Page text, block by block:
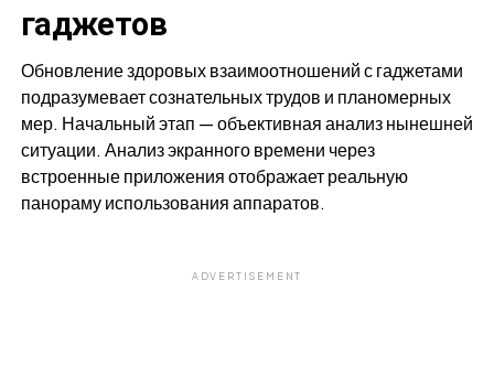
гаджетов
Обновление здоровых взаимоотношений с гаджетами
подразумевает сознательных трудов и планомерных
мер. Начальный этап — объективная анализ нынешней
ситуации. Анализ экранного времени через
встроенные приложения отображает реальную
панораму использования аппаратов.
ADVERTISEMENT